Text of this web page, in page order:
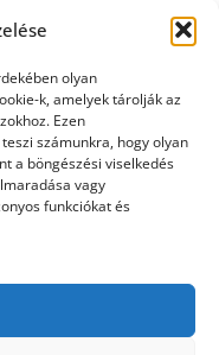
olyan
k, amelyek tárolják az
Ezen
számunkra, hogy olyan
a böngészési viselkedés
vagy
funkciókat és